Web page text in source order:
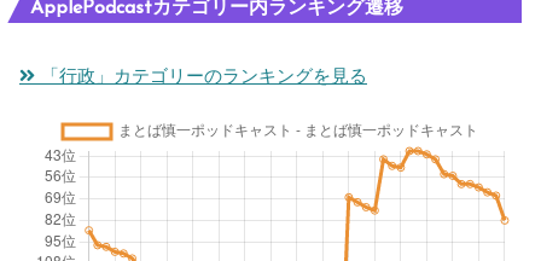
ApplePodcastカテゴリー内ランキング遷移
「行政」カテゴリーのランキングを見る